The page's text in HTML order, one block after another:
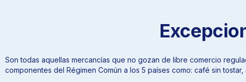
Son todas aquellas mercancías que no gozan de libre comercio
componentes del Régimen Común a los 5 países como: café sin